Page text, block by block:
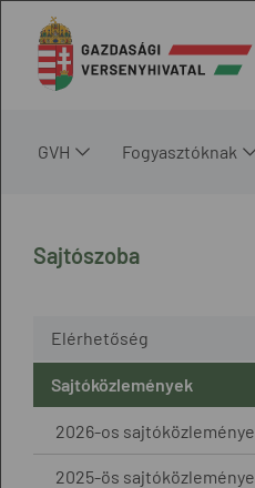
GVH Fogyasztóknak
Sajtószoba
Elérhetőség
Sajtóközlemények
2026-os
2025-ös